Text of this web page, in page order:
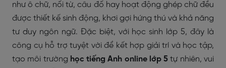
như ô chữ, nối từ, câu đố hay hoạt động ghép chữ đều
được thiết kế sinh động, khơi gợi hứng thú và khả năng
tư duy ngôn ngữ. Đặc biệt, với học sinh lớp 5, đây là
công cụ hỗ trợ tuyệt vời để kết hợp giải trí và học tập,
tạo môi trường học tiếng Anh online lớp 5 tự nhiên, vui